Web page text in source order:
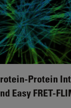
Protein
Easy FRET-